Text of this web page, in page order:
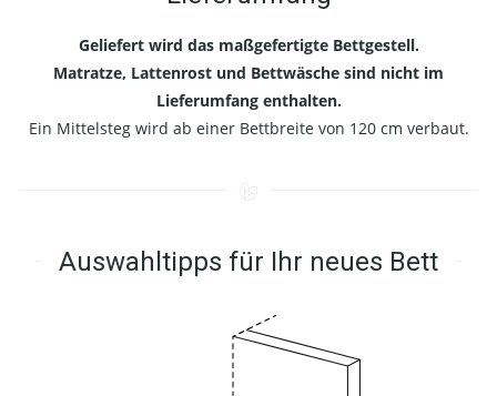
Geliefert wird das maßgefertigte Bettgestell.
Matratze, Lattenrost und Bettwäsche sind nicht im
Lieferumfang enthalten.
Ein Mittelsteg wird ab einer Bettbreite von 120 cm verbaut.
Auswahltipps für Ihr neues Bett